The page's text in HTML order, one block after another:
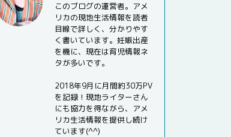
このブログの運営者。アメ
リカの現地生活情報を読者
目線で詳しく、分かりやす
く書いています。妊娠出産
を機に、現在は育児情報ネ
タが多いです。
2018年9月に月間約30万PV
を記録！現地ライターさん
にも協力を得ながら、アメ
リカ生活情報を提供し続け
ています(^^)